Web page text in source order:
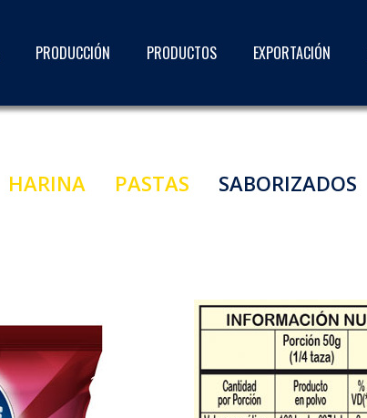
PRODUCCIÓN PRODUCTOS EXPORTACIÓN
HARINA PASTAS SABORIZADOS